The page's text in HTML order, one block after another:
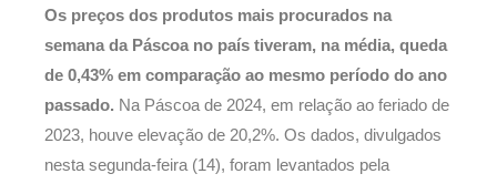
Os preços dos produtos mais procurados na
semana da Páscoa no país tiveram, na média, queda
de 0,43% em comparação ao mesmo período do ano
passado. Na Páscoa de 2024, em relação ao feriado de
2023, houve elevação de 20,2%. Os dados, divulgados
nesta segunda-feira (14), foram levantados pela